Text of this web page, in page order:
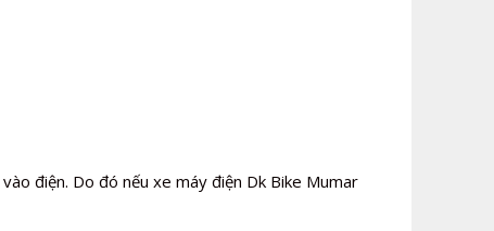
điện. Do đó nếu xe máy điện Dk Bike Mumar